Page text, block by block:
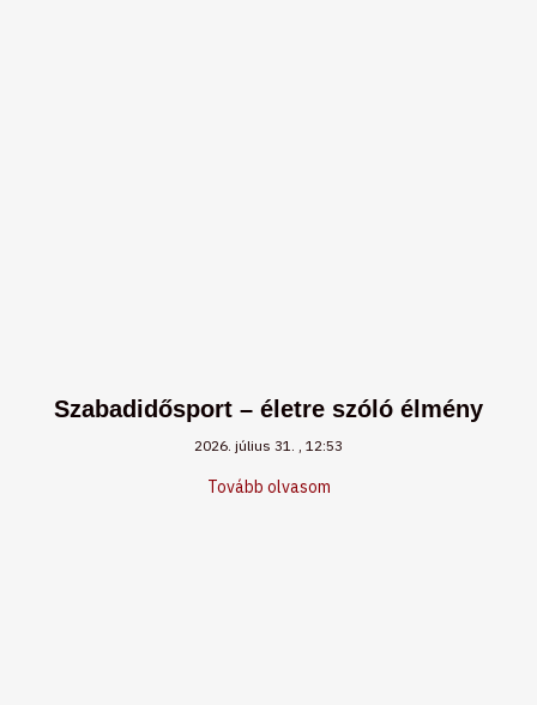
Szabadidősport – életre szóló élmény
2026. július 31. 12:53
Tovább olvasom